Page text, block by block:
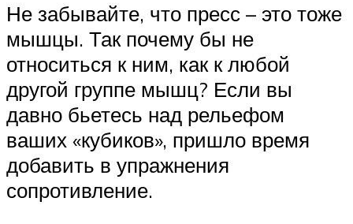
Не забывайте, что пресс – это тоже
мышцы. Так почему бы не
относиться к ним, как к любой
другой группе мышц? Если вы
давно бьетесь над рельефом
ваших «кубиков», пришло время
добавить в упражнения
сопротивление.